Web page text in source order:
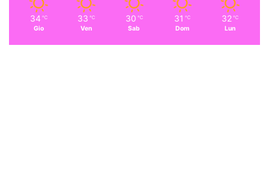
34 ℃
Gio
33 ℃
Ven
30 ℃
Sab
31 ℃
Dom
32 ℃
Lun